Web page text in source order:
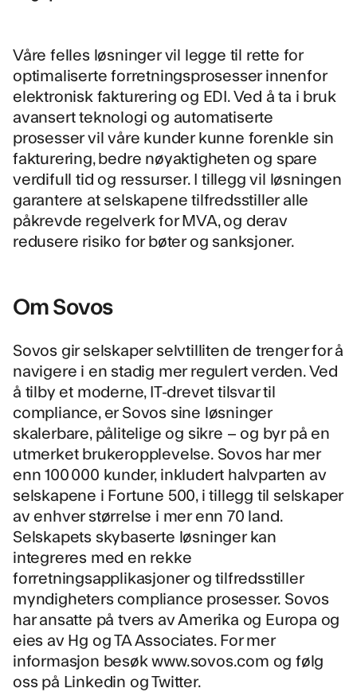
Våre felles løsninger vil legge til rette for
optimaliserte forretningsprosesser innenfor
elektronisk fakturering og EDI. Ved å ta i bruk
avansert teknologi og automatiserte
prosesser vil våre kunder kunne forenkle sin
fakturering, bedre nøyaktigheten og spare
verdifull tid og ressurser. I tillegg vil løsningen
garantere at selskapene tilfredsstiller alle
påkrevde regelverk for MVA, og derav
redusere risiko for bøter og sanksjoner.
Om Sovos
Sovos gir selskaper selvtilliten de trenger for å
navigere i en stadig mer regulert verden. Ved
å tilby et moderne, IT-drevet tilsvar til
compliance, er Sovos sine løsninger
skalerbare, pålitelige og sikre – og byr på en
utmerket brukeropplevelse. Sovos har mer
enn 100 000 kunder, inkludert halvparten av
selskapene i Fortune 500, i tillegg til selskaper
av enhver størrelse i mer enn 70 land.
Selskapets skybaserte løsninger kan
integreres med en rekke
forretningsapplikasjoner og tilfredsstiller
myndigheters compliance prosesser. Sovos
har ansatte på tvers av Amerika og Europa og
eies av Hg og TA Associates. For mer
informasjon besøkwww.sovos.com og følg
oss på Linkedin ogTwitter.